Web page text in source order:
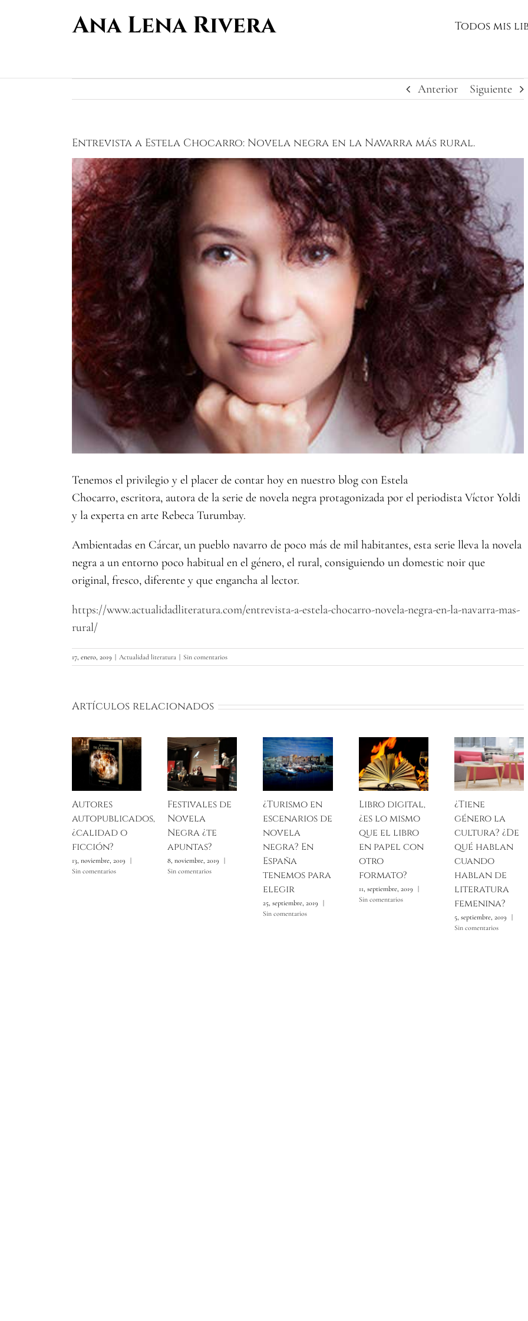
Todos mis
Anterior Siguiente
Entrevista a Estela Chocarro: Novela negra en la Navarra más rural.
Ver
imagen
más
grande
Tenemos el privilegio y el placer de contar hoy en nuestro blog con Estela
Chocarro, escritora, autora de la serie de novela negra protagonizada por el periodista Víctor Yoldi
y la experta en arte Rebeca Turumbay.
Ambientadas en Cárcar, un pueblo navarro de poco más de mil habitantes, esta serie lleva la novela
negra a un entorno poco habitual en el género, el rural, consiguiendo un domestic noir que
original, fresco, diferente y que engancha al lector.
https://www.actualidadliteratura.com/entrevista-a-estela-chocarro-novela-negra-en-la-navarra-mas-
rural/
17, enero, 2019 Actualidad literatura Sin comentarios
Artículos relacionados
Autores
autopublicados,
¿calidad o
ficción?
13, noviembre, 2019
|
Sin comentarios
Festivales de
Novela
Negra ¿te
apuntas?
8, noviembre, 2019
|
Sin comentarios
¿Turismo en
escenarios de
novela
negra? En
España
tenemos para
elegir
25, septiembre, 2019
|
Sin comentarios
Libro digital,
¿es lo mismo
que el libro
en papel con
otro
formato?
11, septiembre, 2019
|
Sin comentarios
¿Tiene
género la
cultura? ¿De
qué hablan
cuando
hablan de
literatura
femenina?
5, septiembre, 2019
|
Sin comentarios